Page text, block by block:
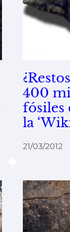
400
fósiles
la
21/03/2012